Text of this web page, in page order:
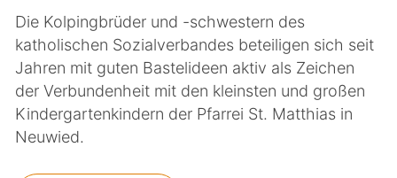
Die Kolpingbrüder und -schwestern des
katholischen Sozialverbandes beteiligen sich seit
Jahren mit guten Bastelideen aktiv als Zeichen
der Verbundenheit mit den kleinsten und großen
Kindergartenkindern der Pfarrei St. Matthias in
Neuwied.